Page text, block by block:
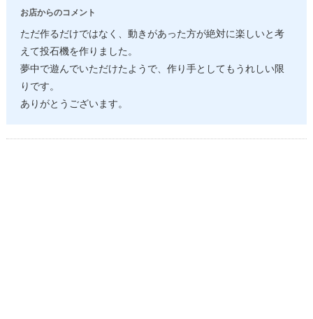
お店からのコメント
ただ作るだけではなく、動きがあった方が絶対に楽しいと考
えて投石機を作りました。
夢中で遊んでいただけたようで、作り手としてもうれしい限
りです。
ありがとうございます。